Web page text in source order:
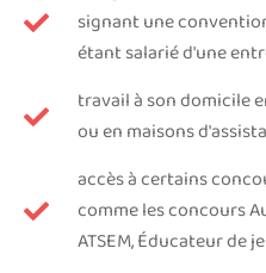
signant une
étant salarié d'une
travail à son domicile
ou en maisons
accès à certains
comme les concours
ATSEM, Éducateur de